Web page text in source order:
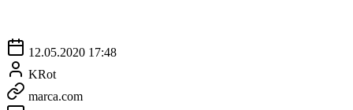
12.05.2020 17:48
KRot
marca.com